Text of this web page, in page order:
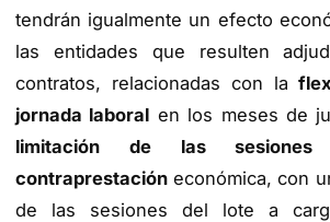
tendrán igualmente un efecto
las entidades que resulten
contratos, relacionadas con la
jornada laboral en los meses de
limitación de las sesiones
contraprestación económica, con
de las sesiones del lote a